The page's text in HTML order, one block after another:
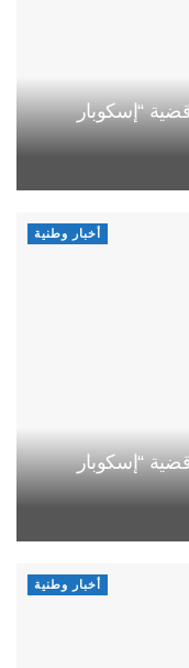
“إسكوبار
أخبار وطنية
“إسكوبار
أخبار وطنية